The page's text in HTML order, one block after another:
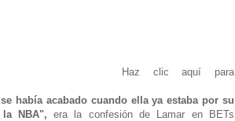
Haz clic aquí para
había acabado cuando ella ya estaba por su
NBA", era la confesión de Lamar en BETs